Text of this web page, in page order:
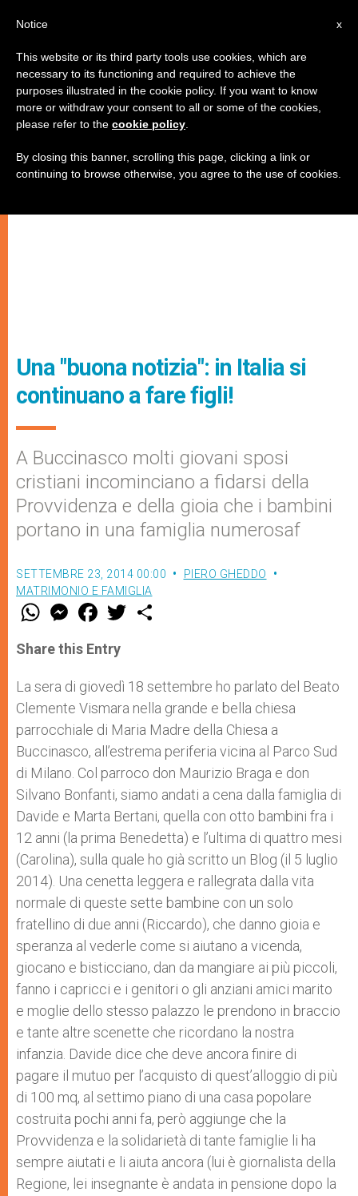
Una "buona notizia": in Italia si
continuano a fare figli!
A Buccinasco molti giovani sposi
cristiani incominciano a fidarsi della
Provvidenza e della gioia che i bambini
portano in una famiglia numerosaf
SETTEMBRE 23, 2014 00:00
PIERO GHEDDO
MATRIMONIO E FAMIGLIA
W
t
s
p
p
M
e
s
e
g
e
r
F
a
e
b
o
k
w
r
Share this Entry
La sera di giovedì 18 settembre ho parlato del Beato
Clemente Vismara nella grande e bella chiesa
parrocchiale di Maria Madre della Chiesa a
Buccinasco, all’estrema periferia vicina al Parco Sud
di Milano. Col parroco don Maurizio Braga e don
Silvano Bonfanti, siamo andati a cena dalla famiglia di
Davide e Marta Bertani, quella con otto bambini fra i
12 anni (la prima Benedetta) e l’ultima di quattro mesi
(Carolina), sulla quale ho già scritto un Blog (il 5 luglio
2014). Una cenetta leggera e rallegrata dalla vita
normale di queste sette bambine con un solo
fratellino di due anni (Riccardo), che danno gioia e
speranza al vederle come si aiutano a vicenda,
giocano e bisticciano, dan da mangiare ai più piccoli,
fanno i capricci e i genitori o gli anziani amici marito
e moglie dello stesso palazzo le prendono in braccio
e tante altre scenette che ricordano la nostra
infanzia. Davide dice che deve ancora finire di
pagare il mutuo per l’acquisto di quest’alloggio di più
di 100 mq, al settimo piano di una casa popolare
costruita pochi anni fa, però aggiunge che la
Provvidenza e la solidarietà di tante famiglie li ha
sempre aiutati e li aiuta ancora (lui è giornalista della
Regione, lei insegnante è andata in pensione dopo la
x
Notice
This website or its third party tools use cookies, which are
necessary to its functioning and required to achieve the
purposes illustrated in the cookie policy. If you want to know
more or withdraw your consent to all or some of the cookies,
please refer to the cookie policy
By closing this banner, scrolling this page, clicking a link or
continuing to browse otherwise, you agree to the use of cookies.